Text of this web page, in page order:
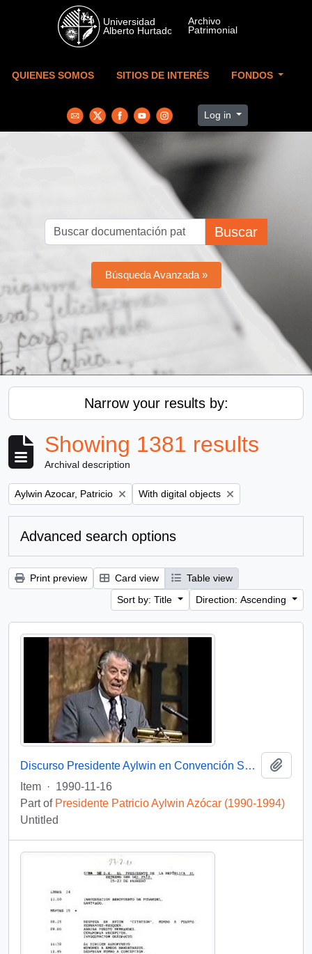
Skip to main content
QUIENES SOMOS SITIOS DE INTERÉS FONDOS
Log in
Buscar
Búsqueda Avanzada »
Narrow your results by:
Showing 1381 results
Archival description
Remove filter:
Aylwin Azocar, Patricio Remove filter:
With digital objects
Advanced search options
Print preview Card view
Table view
Sort by: Title
Direction: Ascending
Discurso Presidente Aylwin en Convención Santiago: Video
Item · 1990-11-16
Part of Presidente Patricio Aylwin Azócar (1990-1994)
Untitled